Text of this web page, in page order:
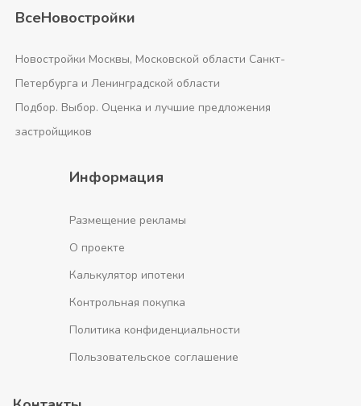
ВсеНовостройки
Новостройки Москвы, Московской области Санкт-
Петербурга и Ленинградской области
Подбор. Выбор. Оценка и лучшие предложения
застройщиков
Информация
Размещение рекламы
О проекте
Калькулятор ипотеки
Контрольная покупка
Политика конфиденциальности
Пользовательское соглашение